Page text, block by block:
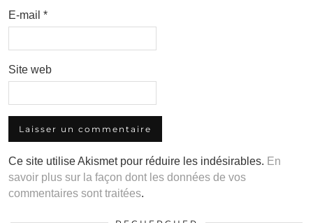
E-mail *
Site web
Ce site utilise Akismet pour réduire les indésirables. En
savoir plus sur la façon dont les données de vos
commentaires sont traitées.